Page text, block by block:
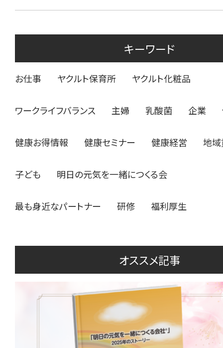
キーワード
お仕事 ヤクルト保育所 ヤクルト化粧品
ワークライフバランス 主婦 乳酸菌 企業
健康お得情報 健康セミナー 健康経営 地
子ども 明日の元気を一緒につくる会
最も身近なパートナー 研修 福利厚生
オススメ記事